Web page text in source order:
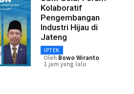
Kolaboratif
Pengembangan
Industri Hijau di
Jateng
IPTEK
Oleh Bowo Wiranto
1 jam yang lalu